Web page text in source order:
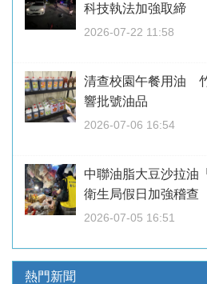
科技執法加強取締
2026-07-22 11:58
清查校園午餐用油
響批號油品
2026-07-06 16:54
中聯油脂大豆沙拉
衛生局假日加強稽查
2026-07-05 16:51
熱門新聞